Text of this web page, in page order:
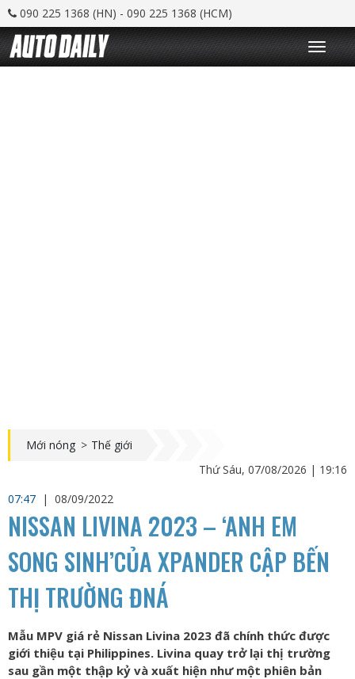
090 225 1368 (HN) - 090 225 1368 (HCM)
T
o
g
Mới nóng > Thế giới
Thứ Sáu, 07/08/2026 | 19:16
07:47 | 08/09/2022
NISSAN LIVINA 2023 – ‘ANH EM
SONG SINH’CỦA XPANDER CẬP BẾN
THỊ TRƯỜNG ĐNÁ
Mẫu MPV giá rẻ Nissan Livina 2023 đã chính thức được
giới thiệu tại Philippines. Livina quay trở lại thị trường
sau gần một thập kỷ và xuất hiện như một phiên bản